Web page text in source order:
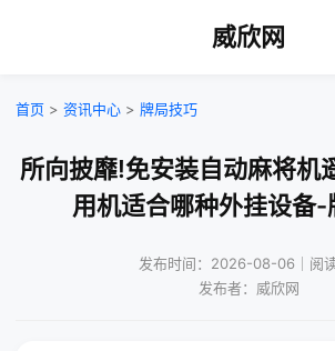
威欣网
首页 > 资讯中心 > 牌局技巧
所向披靡!免安装自动麻将机
用机适合哪种外挂设备-
发布时间：2026-08-06｜阅
发布者：威欣网